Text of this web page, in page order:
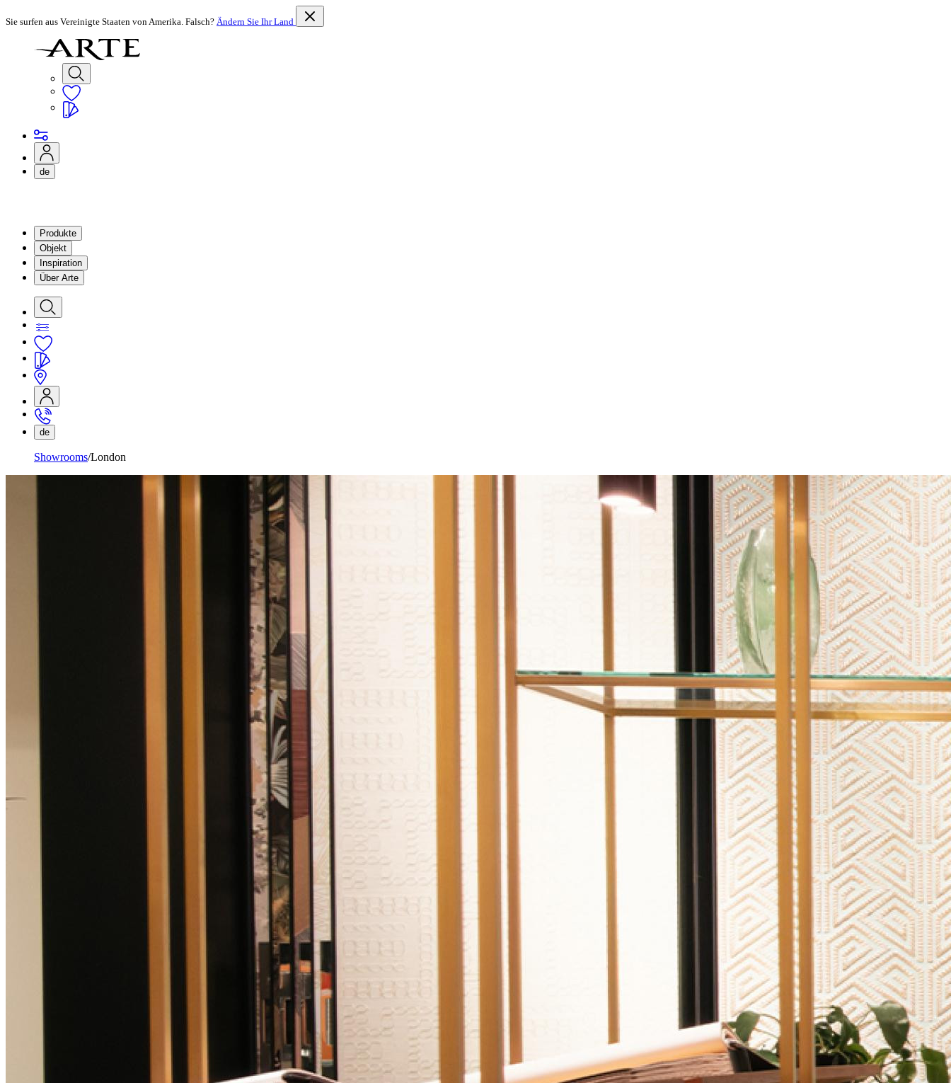
Sie surfen aus Vereinigte Staaten von Amerika. Falsch? Ändern Sie Ihr Land
de
Produkte
Objekt
Inspiration
Über Arte
de
Showrooms London